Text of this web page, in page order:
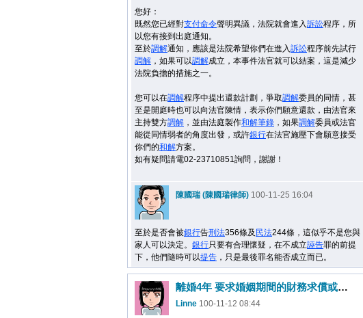
您好：
既然您已經對支付命令聲明異議，法院就會進入訴訟程序，所
以您有接到出庭通知。
至於調解通知，應該是法院希望你們在進入訴訟程序前先試行
調解 ，如果可以調解成立，本事件法官就可以結案，這是減少
法院負擔的措施之一。
您可以在調解程序中提出還款計劃，爭取調解委員的同情，甚
至是開庭時也可以向法官陳情，表示你們願意還款，由法官來
主持雙方調解 ，並由法庭製作和解筆錄 ，如果調解委員或法官
能從同情弱者的角度出發，或許銀行在法官施壓下會願意接受
你們的和解方案。
如有疑問請電02-23710851詢問，謝謝！
陳國瑞 (陳國瑞律師) 100-11-25 16:04
至於是否會被銀行告刑法356條及 民法244條，這似乎不是您與
家人可以決定。 銀行只要有合理懷疑，在不成立誣告罪的前提
下，他們隨時可以提告 ，只是最後罪名能否成立而已。
離婚4年 要求婚姻期間的財務求償或是分割 可以嗎?如何做?
Linne 100-11-12 08:44